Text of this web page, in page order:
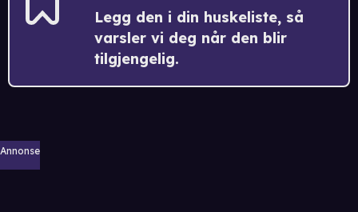
Legg den i din huskeliste, så
varsler vi deg når den blir
tilgjengelig.
Annonse